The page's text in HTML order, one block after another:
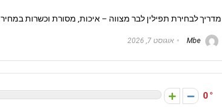
מדריך לבחירת תפילין לבר מצווה – איכות, מסורת וכשרות במחיר
אוגוסט 7, 2026
0